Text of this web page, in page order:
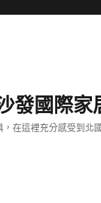
發國際家
在這裡充分感受到北